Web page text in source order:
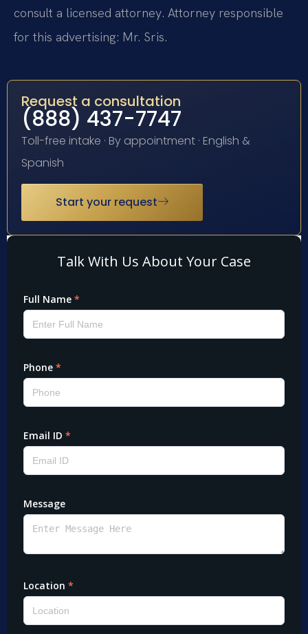
consult a licensed attorney. Attorney responsible
for this advertising: Mr. Sris.
Request a consultation
(888) 437-7747
Toll-free intake · By appointment · English &
Spanish
Start your request